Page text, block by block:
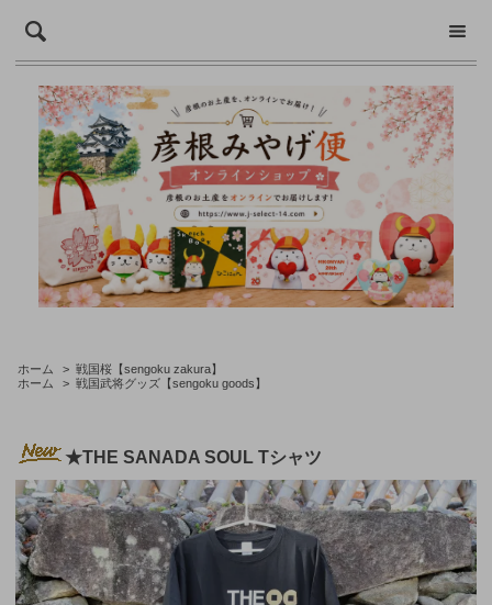
ホーム > 戦国桜【sengoku zakura】
ホーム
> 戦国武将グッズ【sengoku goods】
★THE SANADA SOUL Tシャツ